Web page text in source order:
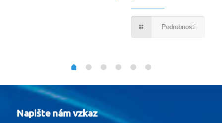
Podrobnosti
Napište nám vzkaz